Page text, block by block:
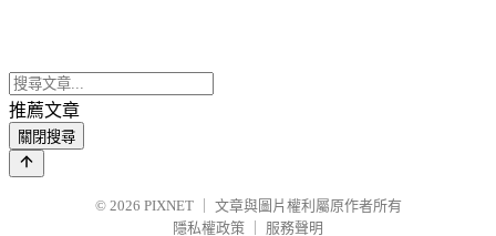
推薦文章
關閉搜尋
© 2026 PIXNET
文章與圖片權利屬原作者所有
隱私權政策
服務聲明